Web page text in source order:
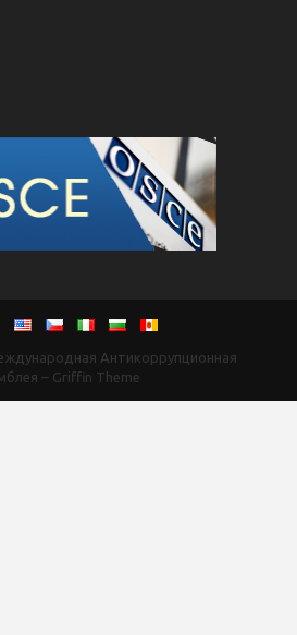
Антикоррупционная
– Griffin Theme